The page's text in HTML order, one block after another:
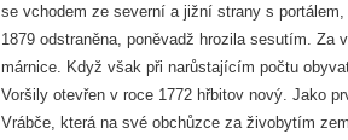
se vchodem ze severní a jižní strany s
1879 odstraněna, poněvadž hrozila sesutím. Za
márnice. Když však při narůstajícím počtu
Voršily otevřen v roce 1772 hřbitov nový. Jako
Vrábče, která na své obchůzce za živobytím